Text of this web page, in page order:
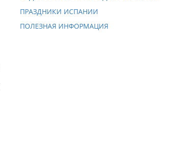
ПРАЗДНИКИ ИСПАНИИ
ПОЛЕЗНАЯ ИНФОРМАЦИЯ